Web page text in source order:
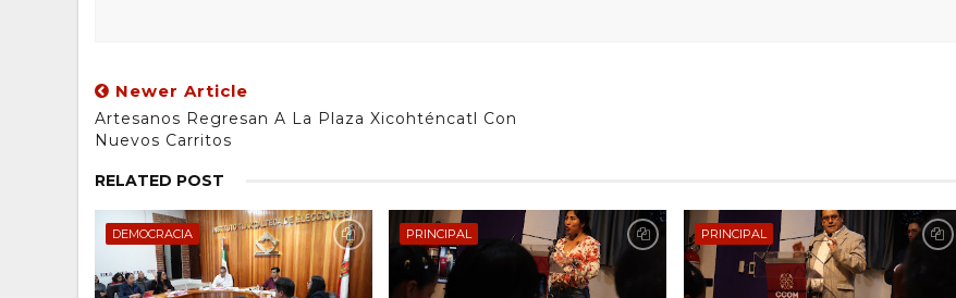
Newer Article
Artesanos Regresan A La Plaza Xicohténcatl Con
Nuevos Carritos
RELATED POST
DEMOCRACIA PRINCIPAL PRINCIPAL